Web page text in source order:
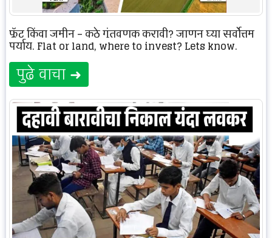
फ्लॅट किंवा जमीन – कुठे गुंतवणूक करावी? जाणून घ्या सर्वोत्तम
पर्याय. Flat or land, where to invest? Lets know.
पुढे वाचा ➜